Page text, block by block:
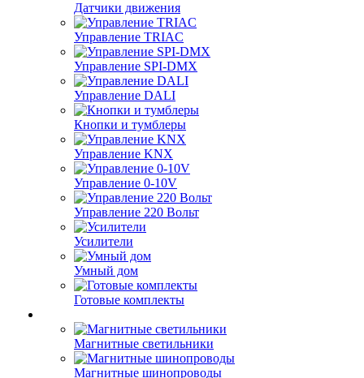
Датчики движения
Управление TRIAC
Управление SPI-DMX
Управление DALI
Кнопки и тумблеры
Управление KNX
Управление 0-10V
Управление 220 Вольт
Усилители
Умный дом
Готовые комплекты
Магнитные светильники
Магнитные шинопроводы